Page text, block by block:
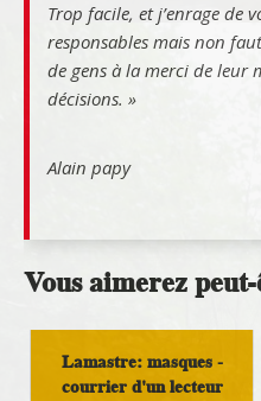
Trop facile, et j’enrage de
responsables mais non
de gens à la merci de leur
décisions. »
Alain papy
Vous aimerez
Lamastre: masques -
courrier d'un lecteur